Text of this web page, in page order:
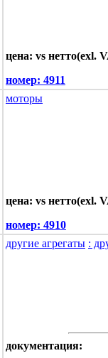
цена: vs нетто(exl.
номер: 4911
моторы
цена: vs нетто(exl.
номер: 4910
другие агрегаты :
документация: